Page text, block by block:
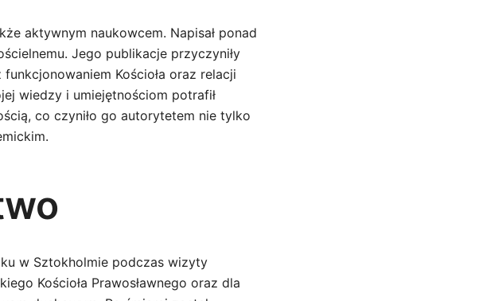
aktywnym naukowcem. Napisał ponad
Jego publikacje przyczyniły
Kościoła oraz relacji
wiedzy i umiejętnościom potrafił
co czyniło go autorytetem nie tylko
w Sztokholmie podczas wizyty
Kościoła Prawosławnego oraz dla